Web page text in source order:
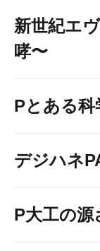
新世紀エ
哮〜
Pとある科
デジハネ
P大工の源